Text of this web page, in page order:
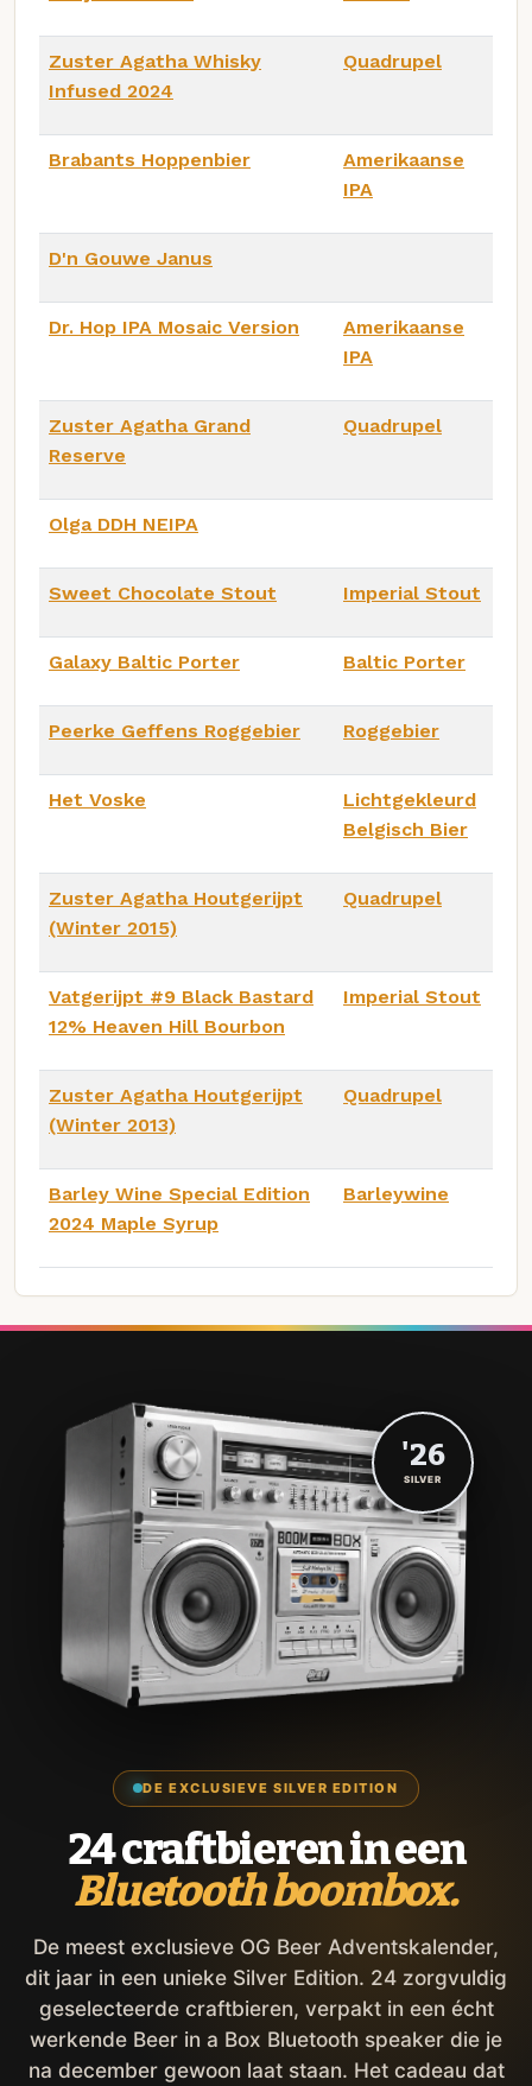
Zuster Agatha Whisky
Infused 2024
Quadrupel
Brabants Hoppenbier
Amerikaanse
IPA
D'n Gouwe Janus
Dr. Hop IPA Mosaic Version
Amerikaanse
IPA
Zuster Agatha Grand
Reserve
Quadrupel
Olga DDH NEIPA
Sweet Chocolate Stout Imperial Stout
Galaxy Baltic Porter Baltic Porter
Peerke Geffens Roggebier Roggebier
Het Voske
Lichtgekleurd
Belgisch Bier
Zuster Agatha Houtgerijpt
(Winter 2015)
Quadrupel
Vatgerijpt #9 Black Bastard
12% Heaven Hill Bourbon
Imperial Stout
Zuster Agatha Houtgerijpt
(Winter 2013)
Quadrupel
Barley Wine Special Edition
2024 Maple Syrup
Barleywine
DE EXCLUSIEVE SILVER EDITION
24 craftbieren in een
Bluetooth boombox.
De meest exclusieve OG Beer Adventskalender,
dit jaar in een unieke Silver Edition. 24 zorgvuldig
geselecteerde craftbieren, verpakt in een écht
werkende Beer in a Box Bluetooth speaker die je
na december gewoon laat staan. Het cadeau dat
'26
SILVER